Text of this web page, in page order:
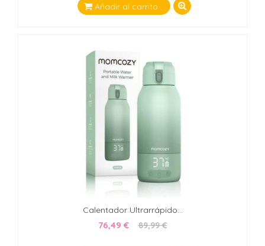
Añadir al carrito
Calentador Ultrarrápido...
76,49 € 89,99 €